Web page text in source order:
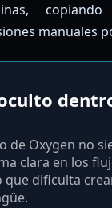
manuales
de Oxygen no
clara en los
que dificulta